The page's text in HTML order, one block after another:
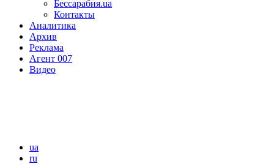
Бессарабия.ua
Контакты
Аналитика
Архив
Реклама
Агент 007
Видео
ua
ru